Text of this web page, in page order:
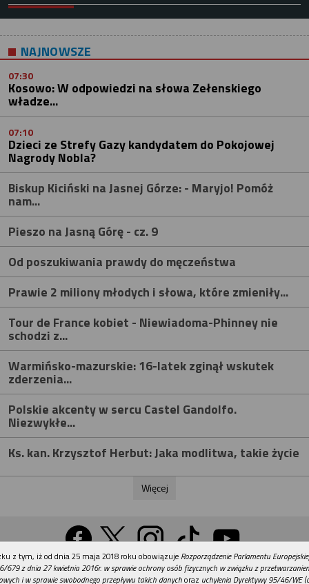
NAJNOWSZE
07:30
Kosowo: W odpowiedzi na słowa Zełenskiego
władze...
07:10
Dzieci ze Strefy Gazy kandydatem do Pokojowej
Nagrody Nobla?
Biskup Kiciński na Jasnej Górze: - Maryjo! Pomóż
nam...
Pieszo na Jasną Górę - cz. 9
Od poszukiwania prawdy do męczeństwa
Prawie 2 miliony młodych i słowa, które zmieniły...
Tour de France kobiet - Niewiadoma-Phinney nie
schodzi z...
Warmińsko-mazurskie: 16-latek zginął wskutek
zderzenia...
Polskie akcenty w sercu Castel Gandolfo.
Niezwykłe...
Ks. kan. Krzysztof Herbut: Jaka modlitwa, takie życie
Więcej
Wersja na komputer
REKLAMA
z tym, iż od dnia 25 maja 2018 roku obowiązuje Rozporządzenie Parlamentu
679 z dnia 27 kwietnia 2016r. w sprawie ochrony osób fizycznych w związku z
i w sprawie swobodnego przepływu takich danychoraz uchylenia Dyrektywy 95/46/WE